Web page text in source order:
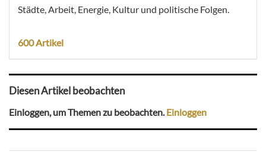
Städte, Arbeit, Energie, Kultur und politische Folgen.
600 Artikel
Diesen Artikel beobachten
Einloggen, um Themen zu beobachten.Einloggen